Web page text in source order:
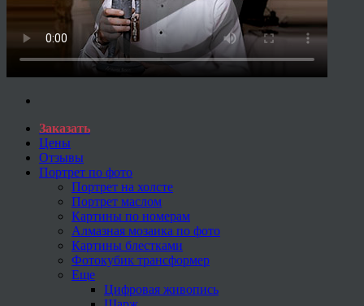
Заказать
Цены
Отзывы
Портрет по фото
Портрет на холсте
Портрет маслом
Картины по номерам
Алмазная мозаика по фото
Картины блестками
Фотокубик трансформер
Еще
Цифровая живопись